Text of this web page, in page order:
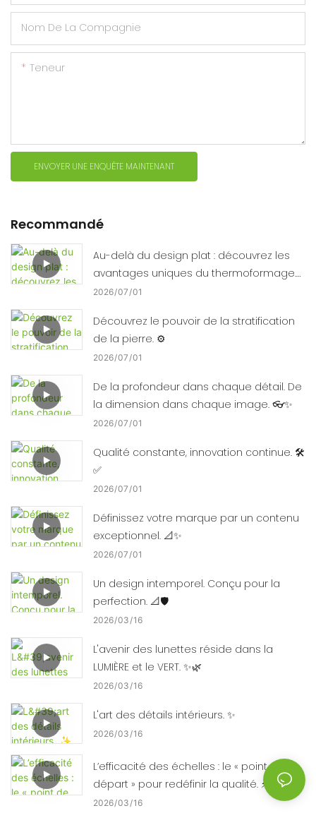
Nom De La Compagnie
Teneur
ENVOYER UNE ENQUÊTE MAINTENANT
Recommandé
Au-delà du design plat : découvrez les
avantages uniques du thermoformage.
🛠️📈
2026 07 01
Découvrez le pouvoir de la stratification
de la pierre. ⚙️
2026 07 01
De la profondeur dans chaque détail. De
la dimension dans chaque image. 👓✨
2026 07 01
Qualité constante, innovation continue. 🛠️
✅
2026 07 01
Définissez votre marque par un contenu
exceptionnel. 📐✨
2026 07 01
Un design intemporel. Conçu pour la
perfection. 📐🛡️
2026 03 16
L'avenir des lunettes réside dans la
LUMIÈRE et le VERT. ✨🌿
2026 03 16
L'art des détails intérieurs. ✨
2026 03 16
L’efficacité des échelles : le « point de
départ » pour redéfinir la qualité. ⚡⚙️
2026 03 16